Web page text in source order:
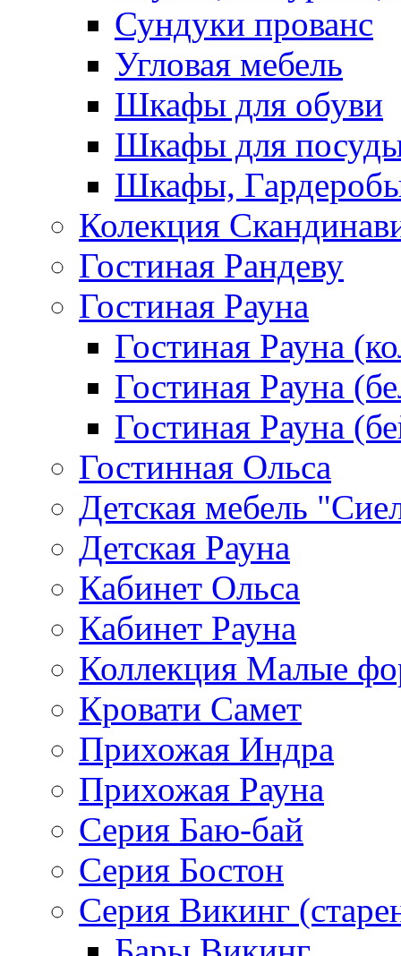
Сундуки прованс
Угловая мебель
Шкафы для обуви
Шкафы для
Шкафы,
Колекция
Гостиная Рандеву
Гостиная Рауна
Гостиная Рауна
Гостиная Рауна
Гостиная Рауна
Гостинная Ольса
Детская мебель
Детская Рауна
Кабинет Ольса
Кабинет Рауна
Коллекция Малые
Кровати Самет
Прихожая Индра
Прихожая Рауна
Серия Баю-бай
Серия Бостон
Серия Викинг